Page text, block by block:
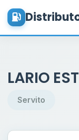
LARIO EST
Servito